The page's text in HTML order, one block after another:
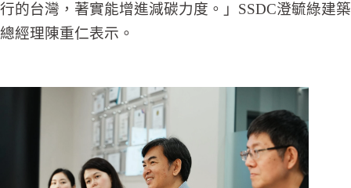
行的台灣，著實能增進減碳力度。」SSDC澄毓綠建築
總經理陳重仁表示。